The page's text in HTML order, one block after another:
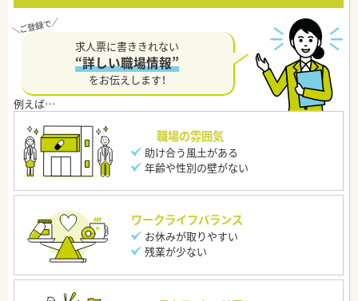
求人票に書ききれない
“詳しい職場情報”
をお伝えします！
職場の雰囲気
助け合う風土がある
年齢や性別の壁がない
ワークライフバランス
お休みが取りやすい
残業が少ない